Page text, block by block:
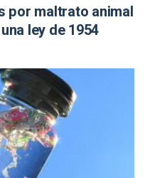
por maltrato animal
ley de 1954